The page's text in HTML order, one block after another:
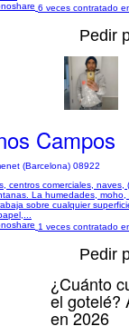
6 veces contratado
Pedir
Campos
(Barcelona) 08922
centros comerciales, naves,
La humedades, moho,
sobre cualquier
1 veces contratado
Pedir
¿Cuánto
el gotelé?
en 2026